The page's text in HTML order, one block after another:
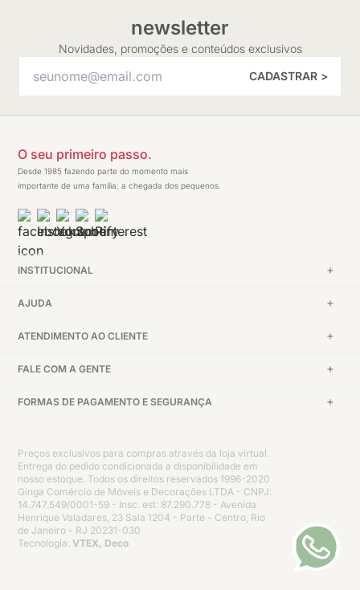
newsletter
Novidades, promoções e conteúdos exclusivos
CADASTRAR >
O seu primeiro passo.
Desde 1985 fazendo parte do momento mais
importante de uma família: a chegada dos pequenos.
INSTITUCIONAL
AJUDA
ATENDIMENTO AO CLIENTE
FALE COM A GENTE
FORMAS DE PAGAMENTO E SEGURANÇA
Preços exclusivos para compras através da loja virtual.
Entrega do pedido condicionada a disponibilidade em
nosso estoque. Todos os direitos reservados 1996-2020
Ginga Comércio de Móveis e Decorações LTDA - CNPJ:
14.747.549/0001-59 - Insc. est: 87.290.778 - Avenida
Henrique Valadares, 23 Sala 1204 - Parte - Centro, Rio
de Janeiro - RJ 20231-030
Tecnologia: VTEX, Deco